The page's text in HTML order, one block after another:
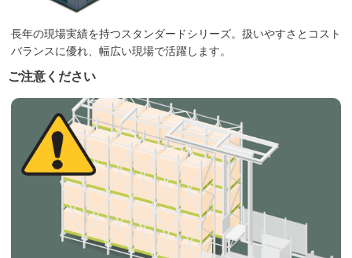
長年の現場実績を持つスタンダードシリーズ。扱いやすさとコスト
バランスに優れ、幅広い現場で活躍します。
ご注意ください